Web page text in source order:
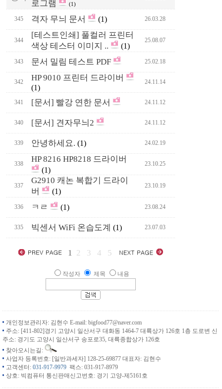
로그램
(1)
345 격자 무늬 문서 (1) 26.03.28
344
[테스트인쇄] 풀컬러 프린터
색상 테스터 이미지 ..
(1)
25.08.07
343 문서 밀림 테스트 PDF 25.02.18
342 HP 9010 프린터 드라이버
(1)
24.11.14
341 [문서] 빨강 연한 문서 24.11.12
340 [문서] 견자무늬2 24.11.12
339 안녕하세요. (1) 24.02.19
338 HP 8216 HP8218 드라이버
(1)
23.10.25
337
G2910 캐논 복합기 드라이
버
(1)
23.10.19
336 ㅋㄹ (1) 23.08.24
335 빅센서 WiFi 온습도계 (1) 23.07.03
1 2 3 4 5
작성자 제목 내용
개인정보관리자: 김현수 E-mail: bigfood77@naver.com
주소: [411-802]경기 고양시 일산서구 대화동 1464-7 대륙상가 126호 1층 도로변 신
주소: 경기도 고양시 일산서구 송포로35, 대륙종합상가 126호
찾아오시는길:
사업자 등록번호: [일반과세자] 128-25-69877 대표자: 김현수
고객센터: 031-917-9979 팩스: 031-917-8979
상호: 빅컴퓨터 통신판매신고번호: 경기 고양-제5161호